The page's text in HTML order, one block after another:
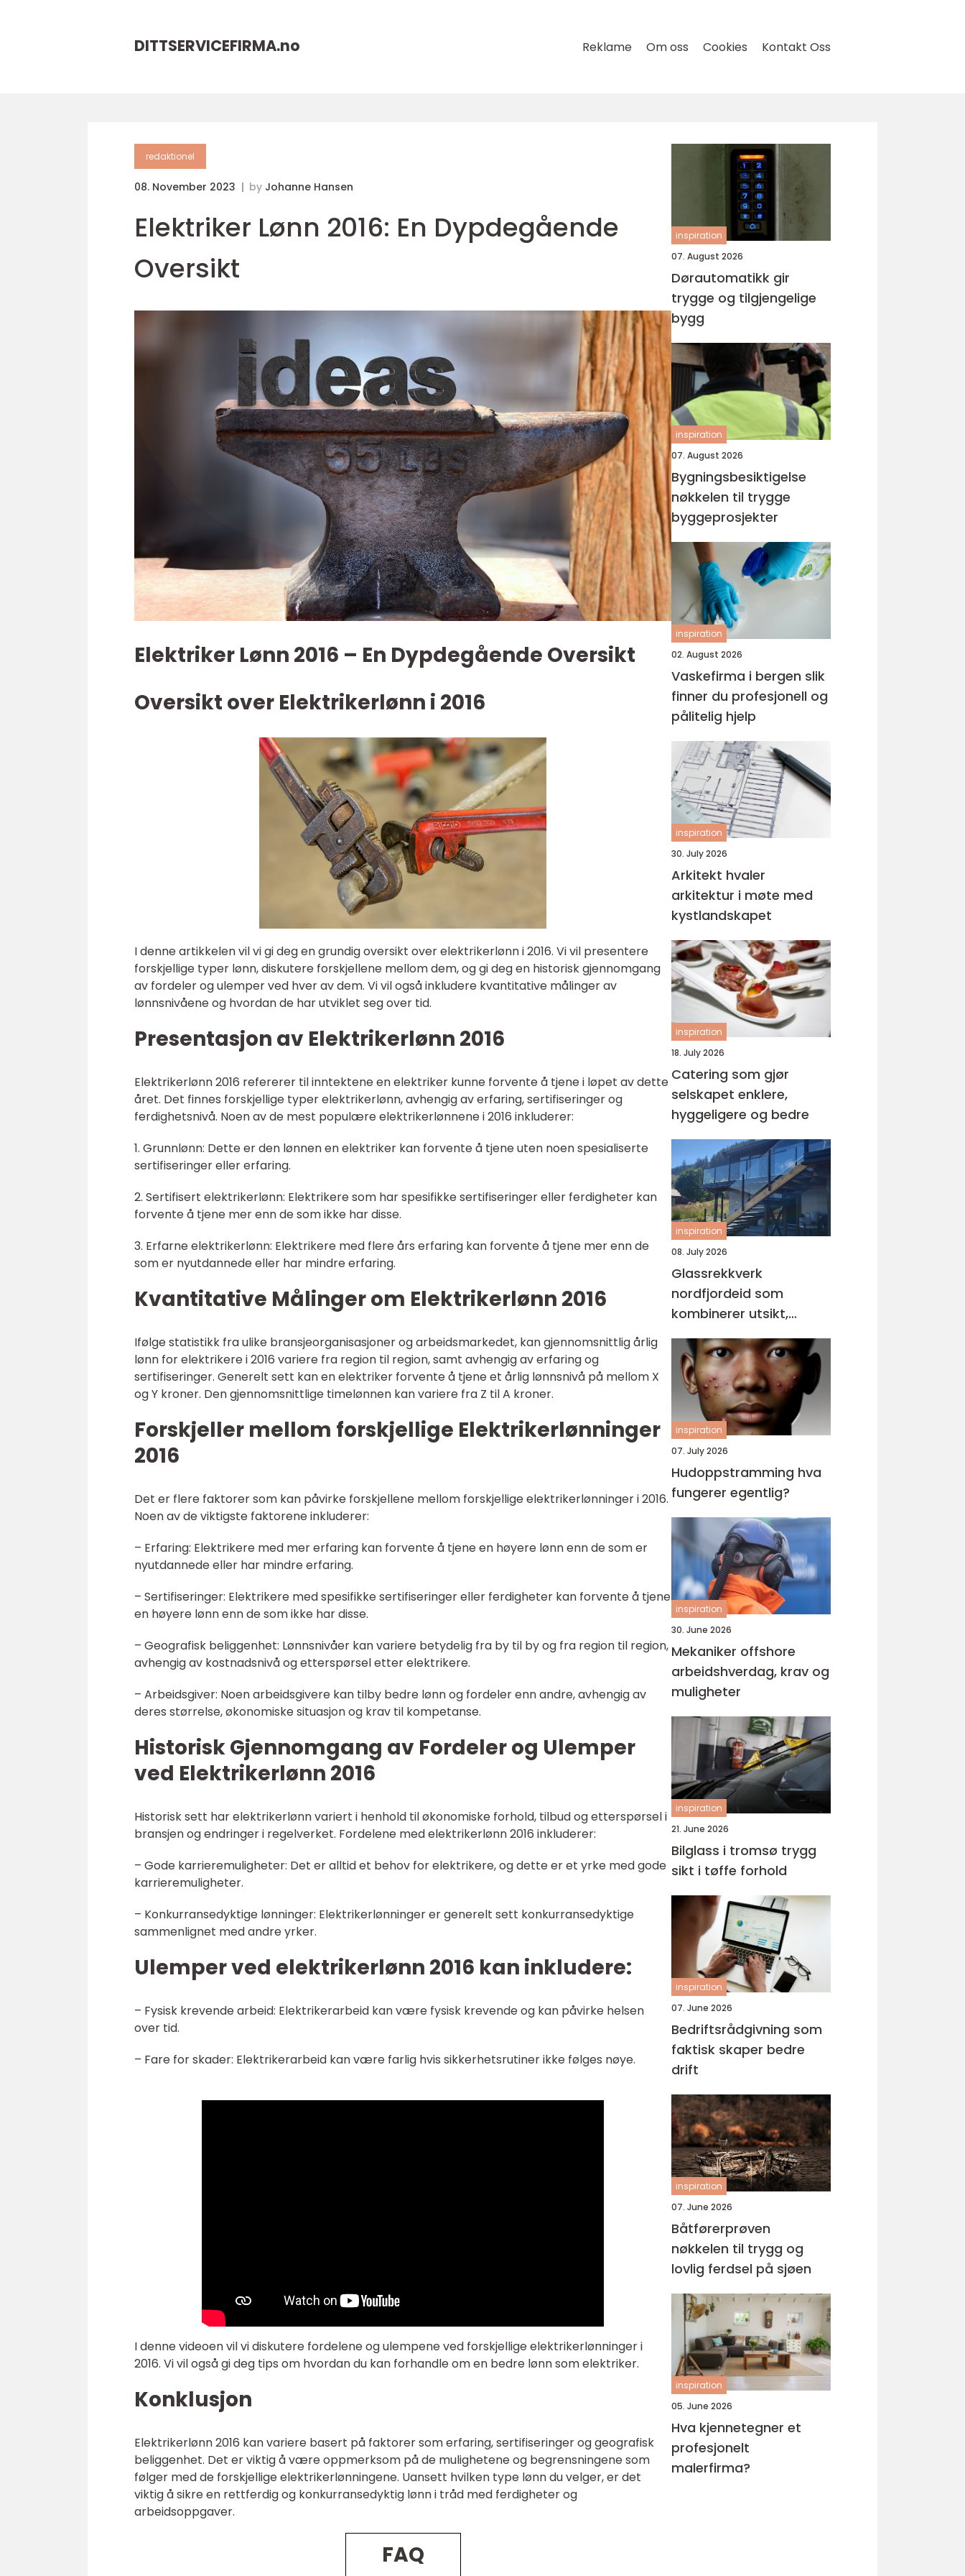
DITTSERVICEFIRMA.no Reklame Om oss Cookies Kontakt Oss
redaktionel
08. November 2023 by Johanne Hansen
Elektriker Lønn 2016: En Dypdegående
Oversikt
Elektriker Lønn 2016 – En Dypdegående Oversikt
Oversikt over Elektrikerlønn i 2016
I denne artikkelen vil vi gi deg en grundig oversikt over elektrikerlønn i 2016. Vi vil presentere
forskjellige typer lønn, diskutere forskjellene mellom dem, og gi deg en historisk gjennomgang
av fordeler og ulemper ved hver av dem. Vi vil også inkludere kvantitative målinger av
lønnsnivåene og hvordan de har utviklet seg over tid.
Presentasjon av Elektrikerlønn 2016
Elektrikerlønn 2016 refererer til inntektene en elektriker kunne forvente å tjene i løpet av dette
året. Det finnes forskjellige typer elektrikerlønn, avhengig av erfaring, sertifiseringer og
ferdighetsnivå. Noen av de mest populære elektrikerlønnene i 2016 inkluderer:
1. Grunnlønn: Dette er den lønnen en elektriker kan forvente å tjene uten noen spesialiserte
sertifiseringer eller erfaring.
2. Sertifisert elektrikerlønn: Elektrikere som har spesifikke sertifiseringer eller ferdigheter kan
forvente å tjene mer enn de som ikke har disse.
3. Erfarne elektrikerlønn: Elektrikere med flere års erfaring kan forvente å tjene mer enn de
som er nyutdannede eller har mindre erfaring.
Kvantitative Målinger om Elektrikerlønn 2016
Ifølge statistikk fra ulike bransjeorganisasjoner og arbeidsmarkedet, kan gjennomsnittlig årlig
lønn for elektrikere i 2016 variere fra region til region, samt avhengig av erfaring og
sertifiseringer. Generelt sett kan en elektriker forvente å tjene et årlig lønnsnivå på mellom X
og Y kroner. Den gjennomsnittlige timelønnen kan variere fra Z til A kroner.
Forskjeller mellom forskjellige Elektrikerlønninger
2016
Det er flere faktorer som kan påvirke forskjellene mellom forskjellige elektrikerlønninger i 2016.
Noen av de viktigste faktorene inkluderer:
– Erfaring: Elektrikere med mer erfaring kan forvente å tjene en høyere lønn enn de som er
nyutdannede eller har mindre erfaring.
– Sertifiseringer: Elektrikere med spesifikke sertifiseringer eller ferdigheter kan forvente å tjene
en høyere lønn enn de som ikke har disse.
– Geografisk beliggenhet: Lønnsnivåer kan variere betydelig fra by til by og fra region til region,
avhengig av kostnadsnivå og etterspørsel etter elektrikere.
– Arbeidsgiver: Noen arbeidsgivere kan tilby bedre lønn og fordeler enn andre, avhengig av
deres størrelse, økonomiske situasjon og krav til kompetanse.
Historisk Gjennomgang av Fordeler og Ulemper
ved Elektrikerlønn 2016
Historisk sett har elektrikerlønn variert i henhold til økonomiske forhold, tilbud og etterspørsel i
bransjen og endringer i regelverket. Fordelene med elektrikerlønn 2016 inkluderer:
– Gode karrieremuligheter: Det er alltid et behov for elektrikere, og dette er et yrke med gode
karrieremuligheter.
– Konkurransedyktige lønninger: Elektrikerlønninger er generelt sett konkurransedyktige
sammenlignet med andre yrker.
Ulemper ved elektrikerlønn 2016 kan inkludere:
– Fysisk krevende arbeid: Elektrikerarbeid kan være fysisk krevende og kan påvirke helsen
over tid.
– Fare for skader: Elektrikerarbeid kan være farlig hvis sikkerhetsrutiner ikke følges nøye.
I denne videoen vil vi diskutere fordelene og ulempene ved forskjellige elektrikerlønninger i
2016. Vi vil også gi deg tips om hvordan du kan forhandle om en bedre lønn som elektriker.
Konklusjon
Elektrikerlønn 2016 kan variere basert på faktorer som erfaring, sertifiseringer og geografisk
beliggenhet. Det er viktig å være oppmerksom på de mulighetene og begrensningene som
følger med de forskjellige elektrikerlønningene. Uansett hvilken type lønn du velger, er det
viktig å sikre en rettferdig og konkurransedyktig lønn i tråd med ferdigheter og
arbeidsoppgaver.
FAQ
inspiration
07. August 2026
Dørautomatikk gir
trygge og tilgjengelige
bygg
inspiration
07. August 2026
Bygningsbesiktigelse
nøkkelen til trygge
byggeprosjekter
inspiration
02. August 2026
Vaskefirma i bergen slik
finner du profesjonell og
pålitelig hjelp
inspiration
30. July 2026
Arkitekt hvaler
arkitektur i møte med
kystlandskapet
inspiration
18. July 2026
Catering som gjør
selskapet enklere,
hyggeligere og bedre
inspiration
08. July 2026
Glassrekkverk
nordfjordeid som
kombinerer utsikt,
sikkerhet og stil
inspiration
07. July 2026
Hudoppstramming hva
fungerer egentlig?
inspiration
30. June 2026
Mekaniker offshore
arbeidshverdag, krav og
muligheter
inspiration
21. June 2026
Bilglass i tromsø trygg
sikt i tøffe forhold
inspiration
07. June 2026
Bedriftsrådgivning som
faktisk skaper bedre
drift
inspiration
07. June 2026
Båtførerprøven
nøkkelen til trygg og
lovlig ferdsel på sjøen
inspiration
05. June 2026
Hva kjennetegner et
profesjonelt
malerfirma?